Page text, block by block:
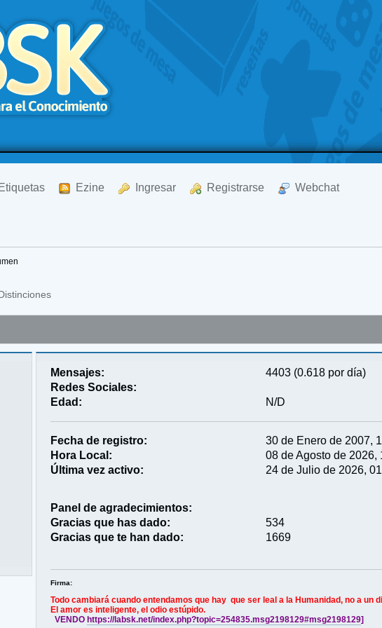
Etiquetas Ezine Ingresar Registrarse Webchat
Mensajes:
4403 (0.618 por día)
Redes Sociales:
Edad:
N/D
Fecha de registro:
30 de Enero de 2007,
Hora Local:
08 de Agosto de 2026,
Última vez activo:
24 de Julio de 2026,
Panel de agradecimientos:
Gracias que has dado:
534
Gracias que te han dado:
1669
Firma:
Todo cambiará cuando entendamos que hay que ser leal a la Humanidad, no a un
El amor es inteligente, el odio estúpido.
VENDO https://labsk.net/index.php?topic=254835.msg2198129#msg2198129]